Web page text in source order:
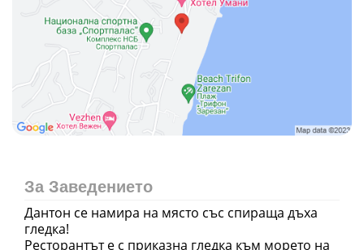
За Заведението
Дантон се намира на място със спираща дъха
гледка!
Ресторантът е с приказна гледка към морето на